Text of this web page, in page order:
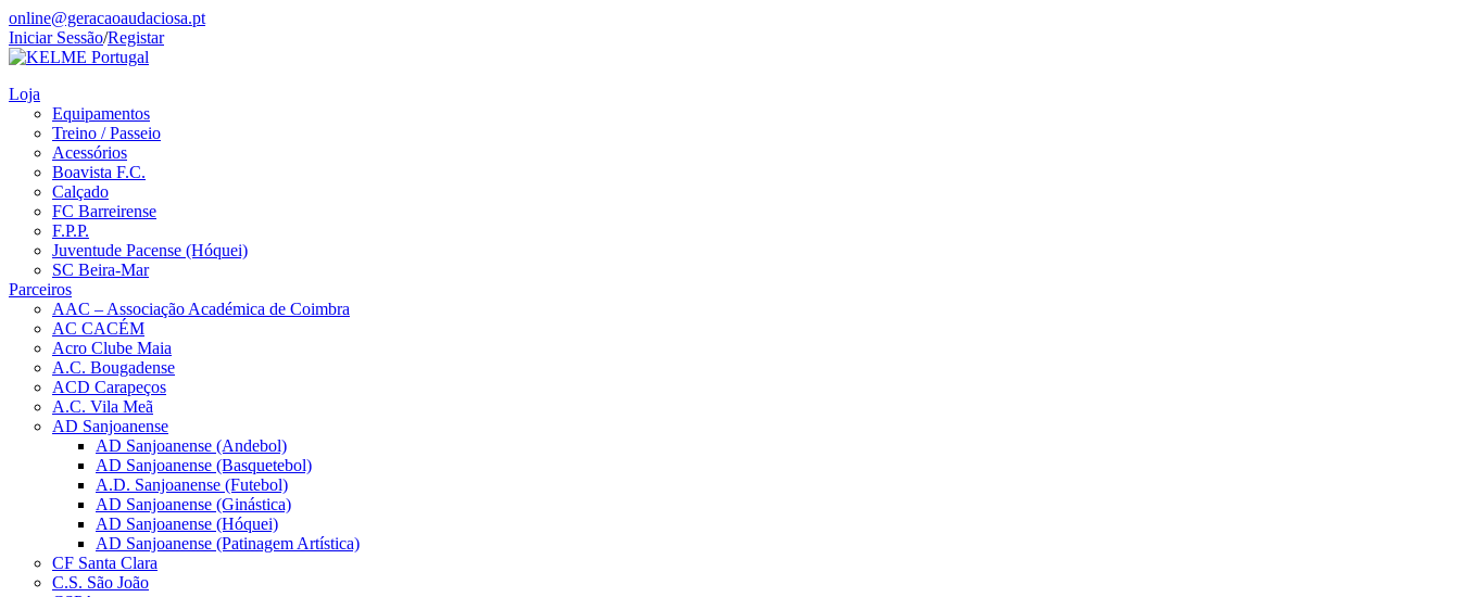
online@geracaoaudaciosa.pt
Iniciar Sessão/Registar
Loja
Equipamentos
Treino / Passeio
Acessórios
Boavista F.C.
Calçado
FC Barreirense
F.P.P.
Juventude Pacense (Hóquei)
SC Beira-Mar
Parceiros
AAC – Associação Académica de Coimbra
AC CACÉM
Acro Clube Maia
A.C. Bougadense
ACD Carapeços
A.C. Vila Meã
AD Sanjoanense
AD Sanjoanense (Andebol)
AD Sanjoanense (Basquetebol)
A.D. Sanjoanense (Futebol)
AD Sanjoanense (Ginástica)
AD Sanjoanense (Hóquei)
AD Sanjoanense (Patinagem Artística)
CF Santa Clara
C.S. São João